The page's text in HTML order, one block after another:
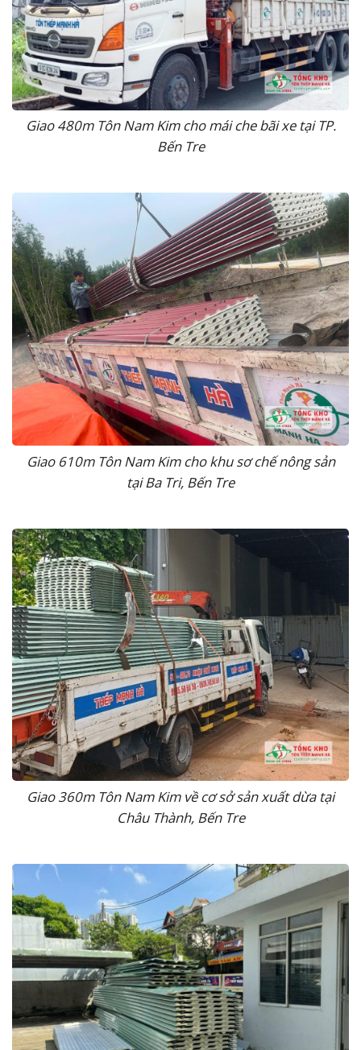
Giao 480m Tôn Nam Kim cho mái che bãi xe tại TP.
Bến Tre
Giao 610m Tôn Nam Kim cho khu sơ chế nông sản
tại Ba Tri, Bến Tre
Giao 360m Tôn Nam Kim về cơ sở sản xuất dừa tại
Châu Thành, Bến Tre